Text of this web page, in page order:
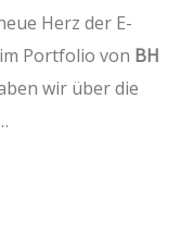
Herz der E-
Portfolio von BH
wir über die